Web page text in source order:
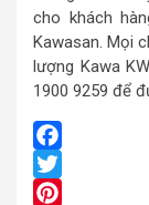
cho khách
Kawasan. Mọi
lượng Kawa
1900 9259 để
Facebook
Twitter